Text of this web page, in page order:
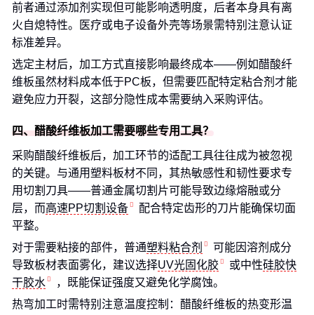
前者通过添加剂实现但可能影响透明度，后者本身具有离
火自熄特性。医疗或电子设备外壳等场景需特别注意认证
标准差异。
选定主材后，加工方式直接影响最终成本——例如醋酸纤
维板虽然材料成本低于PC板，但需要匹配特定粘合剂才能
避免应力开裂，这部分隐性成本需要纳入采购评估。
四、醋酸纤维板加工需要哪些专用工具？
采购醋酸纤维板后，加工环节的适配工具往往成为被忽视
的关键。与通用塑料板材不同，其热敏感性和韧性要求专
用切割刀具——普通金属切割片可能导致边缘熔融或分
层，而高速PP切割设备
配合特定齿形的刀片能确保切面
平整。
对于需要粘接的部件，普通塑料粘合剂
可能因溶剂成分
导致板材表面雾化，建议选择UV光固化胶 或中性硅胶快
干胶水
，既能保证强度又避免化学腐蚀。
热弯加工时需特别注意温度控制：醋酸纤维板的热变形温